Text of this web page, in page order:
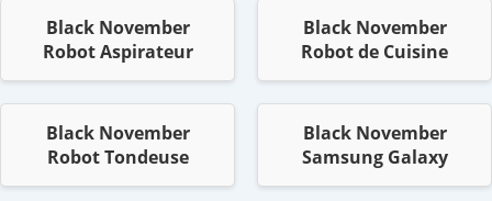
Black November
Robot Aspirateur
Black November
Robot de Cuisine
Black November
Robot Tondeuse
Black November
Samsung Galaxy